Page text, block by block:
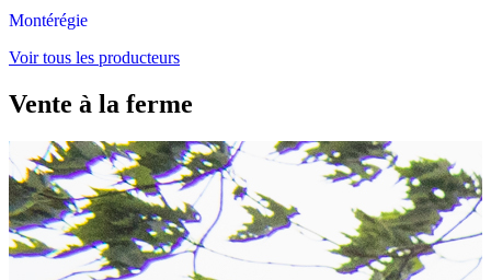
Montérégie
Voir tous les producteurs
Vente à la ferme